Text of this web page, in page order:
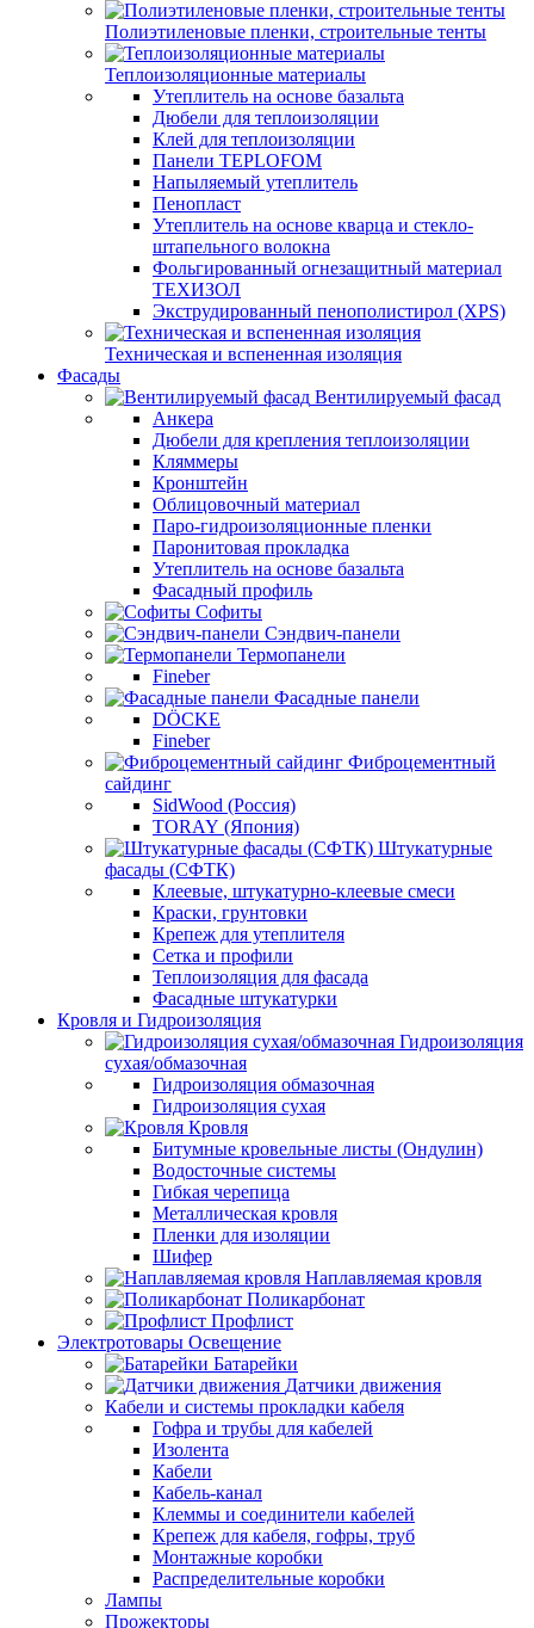
Полиэтиленовые пленки, строительные тенты
Теплоизоляционные материалы
Утеплитель на основе базальта
Дюбели для теплоизоляции
Клей для теплоизоляции
Панели TEPLOFOM
Напыляемый утеплитель
Пенопласт
Утеплитель на основе кварца и стекло-
штапельного волокна
Фольгированный огнезащитный материал
ТЕХИЗОЛ
Экструдированный пенополистирол (XPS)
Техническая и вспененная изоляция
Фасады
Вентилируемый фасад
Анкера
Дюбели для крепления теплоизоляции
Кляммеры
Кронштейн
Облицовочный материал
Паро-гидроизоляционные пленки
Паронитовая прокладка
Утеплитель на основе базальта
Фасадный профиль
Софиты
Сэндвич-панели
Термопанели
Fineber
Фасадные панели
DÖCKE
Fineber
Фиброцементный
сайдинг
SidWood (Россия)
TORAY (Япония)
Штукатурные
фасады (СФТК)
Клеевые, штукатурно-клеевые смеси
Краски, грунтовки
Крепеж для утеплителя
Сетка и профили
Теплоизоляция для фасада
Фасадные штукатурки
Кровля и Гидроизоляция
Гидроизоляция
сухая/обмазочная
Гидроизоляция обмазочная
Гидроизоляция сухая
Кровля
Битумные кровельные листы (Ондулин)
Водосточные системы
Гибкая черепица
Металлическая кровля
Пленки для изоляции
Шифер
Наплавляемая кровля
Поликарбонат
Профлист
Электротовары Освещение
Батарейки
Датчики движения
Кабели и системы прокладки кабеля
Гофра и трубы для кабелей
Изолента
Кабели
Кабель-канал
Клеммы и соединители кабелей
Крепеж для кабеля, гофры, труб
Монтажные коробки
Распределительные коробки
Лампы
Прожекторы